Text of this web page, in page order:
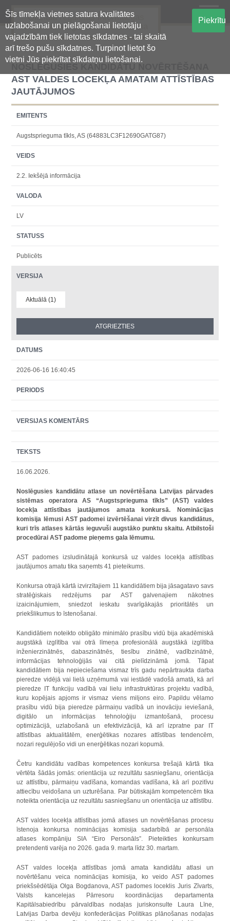
Šīs tīmekļa vietnes satura kvalitātes
uzlabošanai un pielāgošanai lietotāju
vajadzībām tiek lietotas sīkdatnes - tai skaitā
arī trešo pušu sīkdatnes. Turpinot lietot šo
vietni Jūs piekrītat sīkdatņu lietošanai.
Piekrītu
Oficiālā regulētās informācijas
centralizētā glabāšanas sistēma
NOSLĒGUSIES KANDIDĀTU NOVĒRTĒŠANA
AST VALDES LOCEKĻA AMATAM ATTĪSTĪBAS
JAUTĀJUMOS
EMITENTS
Augstsprieguma tīkls, AS (64883LC3F12690GATG87)
VEIDS
2.2. Iekšējā informācija
VALODA
LV
STATUSS
Publicēts
VERSIJA
Aktuālā (1)
DATUMS
2026-06-16 16:40:45
PERIODS
VERSIJAS KOMENTĀRS
TEKSTS
16.06.2026.
Noslēgusies kandidātu atlase un novērtēšana Latvijas pārvades
sistēmas operatora AS “Augstsprieguma tīkls” (AST) valdes
locekļa attīstības jautājumos amata konkursā. Nominācijas
komisija lēmusi AST padomei izvērtēšanai virzīt divus kandidātus,
kuri trīs atlases kārtās ieguvuši augstāko punktu skaitu. Atbilstoši
procedūrai AST padome pieņems gala lēmumu.
AST padomes izsludinātajā konkursā uz valdes locekļa attīstības
jautājumos amatu tika saņemts 41 pieteikums.
Konkursa otrajā kārtā izvirzītajiem 11 kandidātiem bija jāsagatavo savs
stratēģiskais redzējums par AST galvenajiem nākotnes
izaicinājumiem, sniedzot ieskatu svarīgākajās prioritātēs un
priekšlikumus to īstenošanai.
Kandidātiem noteikto obligāto minimālo prasību vidū bija akadēmiskā
augstākā izglītība vai otrā līmeņa profesionālā augstākā izglītība
inženierzinātnēs, dabaszinātnēs, tiesību zinātnē, vadībzinātnē,
informācijas tehnoloģijās vai citā pielīdzināmā jomā. Tāpat
kandidātiem bija nepieciešama vismaz trīs gadu nepārtraukta darba
pieredze vidējā vai lielā uzņēmumā vai iestādē vadošā amatā, kā arī
pieredze IT funkciju vadībā vai lielu infrastruktūras projektu vadībā,
kuru kopējais apjoms ir vismaz viens miljons eiro. Papildu vēlamo
prasību vidū bija pieredze pārmaiņu vadībā un inovāciju ieviešanā,
digitālo un informācijas tehnoloģiju izmantošanā, procesu
optimizācijā, uzlabošanā un efektivizācijā, kā arī izpratne par IT
attīstības aktualitātēm, enerģētikas nozares attīstības tendencēm,
nozari regulējošo vidi un enerģētikas nozari kopumā.
Četru kandidātu vadības kompetences konkursa trešajā kārtā tika
vērtēta šādās jomās: orientācija uz rezultātu sasniegšanu, orientācija
uz attīstību, pārmaiņu vadīšana, komandas vadīšana, kā arī pozitīvu
attiecību veidošana un uzturēšana. Par būtiskajām kompetencēm tika
noteikta orientācija uz rezultātu sasniegšanu un orientācija uz attīstību.
AST valdes locekļa attīstības jomā atlases un novērtēšanas procesu
īstenoja konkursa nominācijas komisija sadarbībā ar personāla
atlases kompāniju SIA “Eiro Personāls”. Pieteikties konkursam
pretendenti varēja no 2026. gada 9. marta līdz 30. martam.
AST valdes locekļa attīstības jomā amata kandidātu atlasi un
novērtēšanu veica nominācijas komisija, ko veido AST padomes
priekšsēdētāja Olga Bogdanova, AST padomes loceklis Juris Zīvarts,
Valsts kancelejas Pārresoru koordinācijas departamenta
Kapitālsabiedrību pārvaldības nodaļas juriskonsulte Laura Līne,
Latvijas Darba devēju konfederācijas Politikas plānošanas nodaļas